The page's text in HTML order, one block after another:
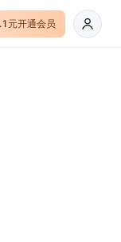
元开通会员